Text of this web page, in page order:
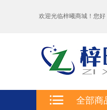
欢迎光临梓曦商城！您好
全部商